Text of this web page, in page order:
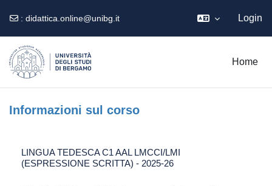
: didattica.online@unibg.it Login
Home
Informazioni sul corso
LINGUA TEDESCA C1 AAL LMCCI/LMI
(ESPRESSIONE SCRITTA) - 2025-26